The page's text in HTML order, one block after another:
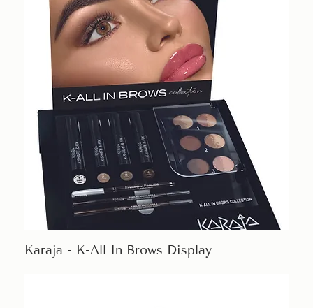
Karaja - K-All In Brows Display